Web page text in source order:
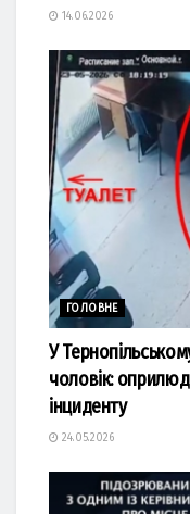
14.06.2026
ГОЛОВНЕ
У
чоловік:
інциденту
24.05.2026